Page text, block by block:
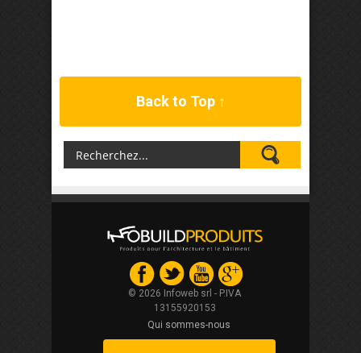
Back to Top ↑
© 2026 Infoweb srl - P.IVA
13155920153
Qui sommes-nous